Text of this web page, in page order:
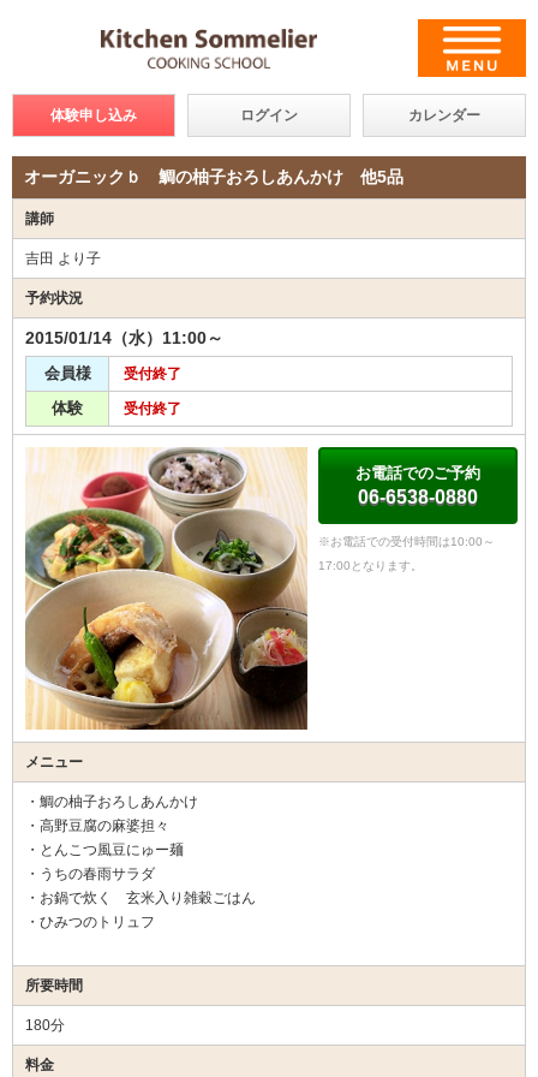
体験申し込み ログイン カレンダー
オーガニックｂ 鯛の柚子おろしあんかけ 他5品
講師
吉田 より子
予約状況
2015/01/14（水）11:00～
会員様 受付終了
体験 受付終了
お電話でのご予約
06-6538-0880
※お電話での受付時間は10:00～
17:00となります。
メニュー
・鯛の柚子おろしあんかけ
・高野豆腐の麻婆担々
・とんこつ風豆にゅー麺
・うちの春雨サラダ
・お鍋で炊く 玄米入り雑穀ごはん
・ひみつのトリュフ
所要時間
180分
料金